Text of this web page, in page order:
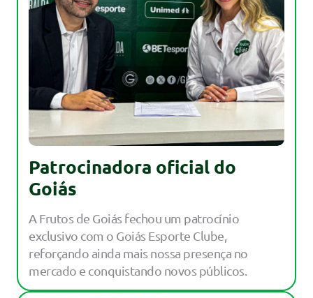
Patrocinadora oficial do
Goiás
A Frutos de Goiás fechou um patrocínio
exclusivo com o Goiás Esporte Clube,
reforçando ainda mais nossa presença no
mercado e conquistando novos públicos.